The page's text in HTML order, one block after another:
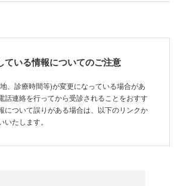
ている情報についてのご注意
、診療時間等)が変更になっている場合があ
話連絡を行ってから受診されることをおすす
について誤りがある場合は、以下のリンクか
いたします。